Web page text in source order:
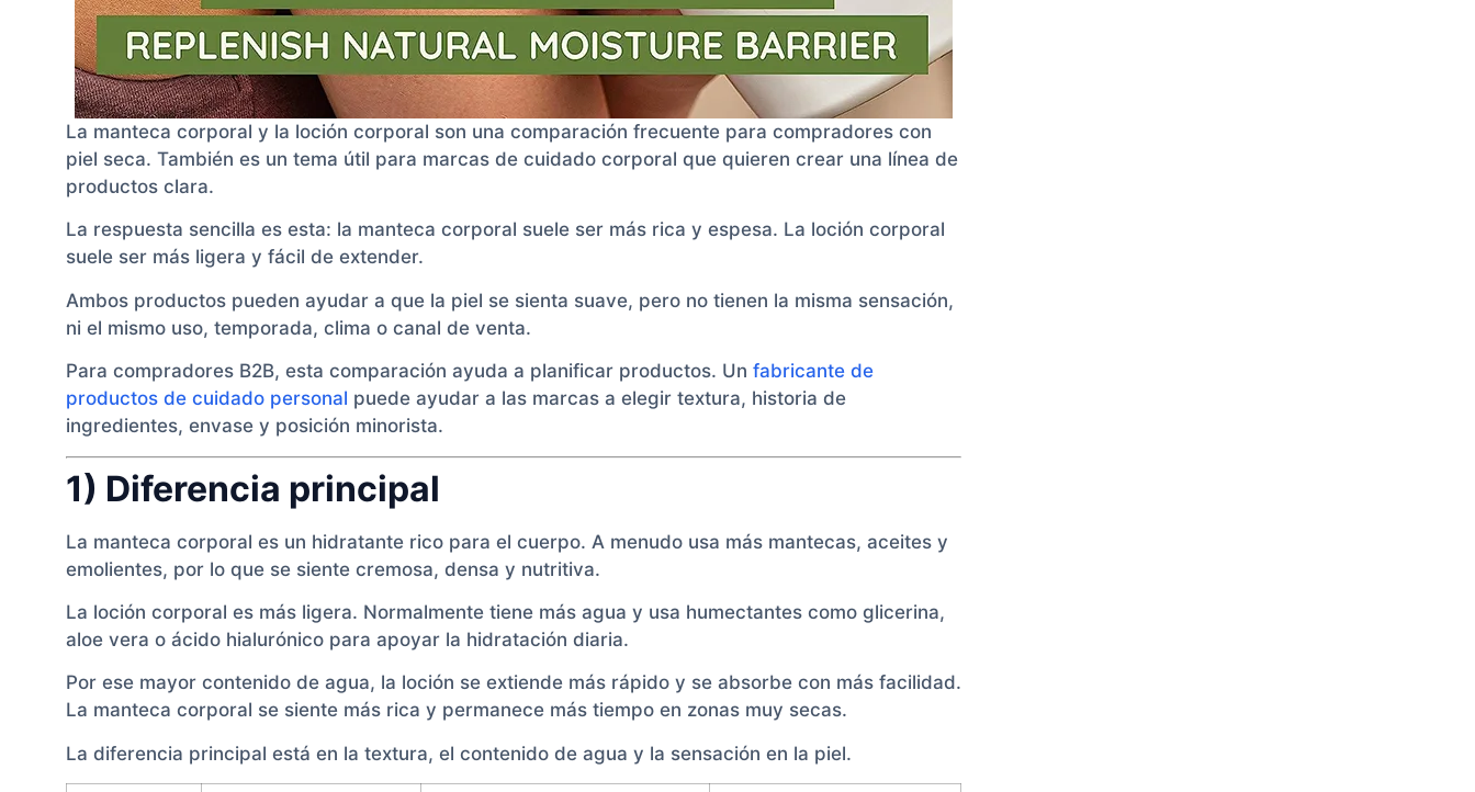
La manteca corporal y la loción corporal son una comparación frecuente para compradores con
piel seca. También es un tema útil para marcas de cuidado corporal que quieren crear una línea de
productos clara.
La respuesta sencilla es esta: la manteca corporal suele ser más rica y espesa. La loción corporal
suele ser más ligera y fácil de extender.
Ambos productos pueden ayudar a que la piel se sienta suave, pero no tienen la misma sensación,
ni el mismo uso, temporada, clima o canal de venta.
Para compradores B2B, esta comparación ayuda a planificar productos. Un fabricante de
productos de cuidado personal puede ayudar a las marcas a elegir textura, historia de
ingredientes, envase y posición minorista.
1) Diferencia principal
La manteca corporal es un hidratante rico para el cuerpo. A menudo usa más mantecas, aceites y
emolientes, por lo que se siente cremosa, densa y nutritiva.
La loción corporal es más ligera. Normalmente tiene más agua y usa humectantes como glicerina,
aloe vera o ácido hialurónico para apoyar la hidratación diaria.
Por ese mayor contenido de agua, la loción se extiende más rápido y se absorbe con más facilidad.
La manteca corporal se siente más rica y permanece más tiempo en zonas muy secas.
La diferencia principal está en la textura, el contenido de agua y la sensación en la piel.